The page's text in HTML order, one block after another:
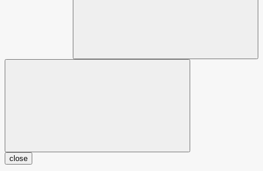
close